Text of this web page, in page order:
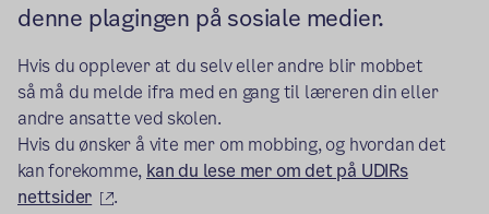
denne plagingen på sosiale medier.
Hvis du opplever at du selv eller andre blir mobbet
så må du melde ifra med en gang til læreren din eller
andre ansatte ved skolen.
Hvis du ønsker å vite mer om mobbing, og hvordan det
kan forekomme, kan du lese mer om det på UDIRs
nettsider
(ekstern lenke)
.